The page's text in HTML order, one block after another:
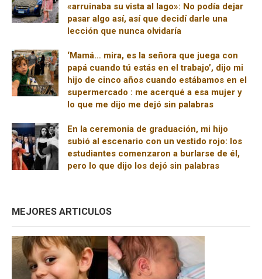
«arruinaba su vista al lago»: No podía dejar
pasar algo así, así que decidí darle una
lección que nunca olvidaría
‘Mamá… mira, es la señora que juega con
papá cuando tú estás en el trabajo’, dijo mi
hijo de cinco años cuando estábamos en el
supermercado : me acerqué a esa mujer y
lo que me dijo me dejó sin palabras
En la ceremonia de graduación, mi hijo
subió al escenario con un vestido rojo: los
estudiantes comenzaron a burlarse de él,
pero lo que dijo los dejó sin palabras
MEJORES ARTICULOS